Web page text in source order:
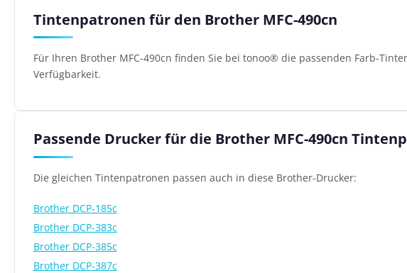
Tintenpatronen für den Brother MFC-490cn
Für Ihren Brother MFC-490cn finden Sie bei tonoo® die passenden Farb-
Verfügbarkeit.
Passende Drucker für die Brother MFC-490cn
Die gleichen Tintenpatronen passen auch in diese Brother-Drucker:
Brother DCP-185c
Brother DCP-383c
Brother DCP-385c
Brother DCP-387c